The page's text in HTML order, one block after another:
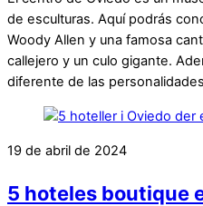
de esculturas. Aquí podrás
Woody Allen y una famosa
callejero y un culo gigante.
diferente de las
19 de abril de 2024
5 hoteles boutique